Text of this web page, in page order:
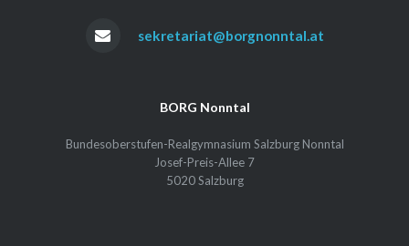
sekretariat@borgnonntal.at
BORG Nonntal
Bundesoberstufen-Realgymnasium Salzburg Nonntal
Josef-Preis-Allee 7
5020 Salzburg